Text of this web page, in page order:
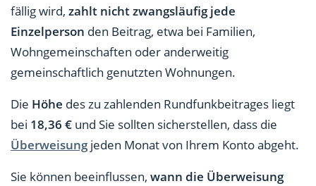
fällig wird, zahlt nicht zwangsläufig jede
Einzelperson den Beitrag, etwa bei Familien,
Wohngemeinschaften oder anderweitig
gemeinschaftlich genutzten Wohnungen.
Die Höhe des zu zahlenden Rundfunkbeitrages liegt
bei 18,36 € und Sie sollten sicherstellen, dass die
Überweisungjeden Monat von Ihrem Konto abgeht.
Sie können beeinflussen, wann die Überweisung